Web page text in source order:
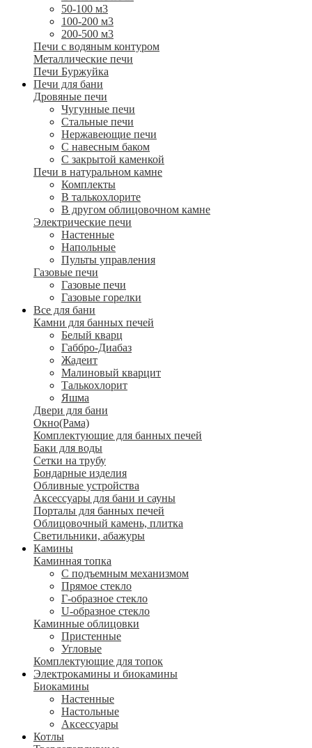
50-100 м3
100-200 м3
200-500 м3
Печи с водяным контуром
Металлические печи
Печи Буржуйка
Печи для бани
Дровяные печи
Чугунные печи
Стальные печи
Нержавеющие печи
С навесным баком
С закрытой каменкой
Печи в натуральном камне
Комплекты
В талькохлорите
В другом облицовочном камне
Электрические печи
Настенные
Напольные
Пульты управления
Газовые печи
Газовые печи
Газовые горелки
Все для бани
Камни для банных печей
Белый кварц
Габбро-Диабаз
Жадеит
Малиновый кварцит
Талькохлорит
Яшма
Двери для бани
Окно(Рама)
Комплектующие для банных печей
Баки для воды
Сетки на трубу
Бондарные изделия
Обливные устройства
Аксессуары для бани и сауны
Порталы для банных печей
Облицовочный камень, плитка
Светильники, абажуры
Камины
Каминная топка
С подъемным механизмом
Прямое стекло
Г-образное стекло
U-образное стекло
Каминные облицовки
Пристенные
Угловые
Комплектующие для топок
Электрокамины и биокамины
Биокамины
Настенные
Настольные
Аксессуары
Котлы